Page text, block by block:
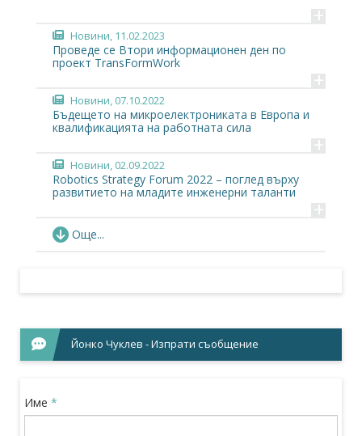
+
Новини, 11.02.2023
Проведе се Втори информационен ден по
проект TransFormWork
+
Новини, 07.10.2022
Бъдещето на микроелектрониката в Европа и
квалификацията на работната сила
+
Новини, 02.09.2022
Robotics Strategy Forum 2022 – поглед върху
развитието на младите инженерни таланти
+
Новини
Подемът на чип индустрията в България:
Събития, 05.11.2021
Събития, 09.09.2021
Още...
Йонко Чуклев - Изпрати съобщение
Име *